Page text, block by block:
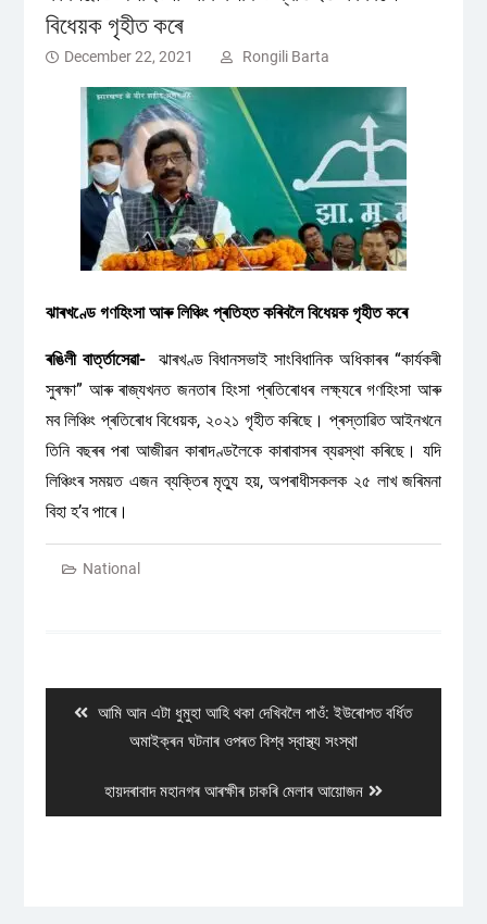
বিধেয়ক গৃহীত কৰে
December 22, 2021 Rongili Barta
ঝাৰখণ্ডে গণহিংসা আৰু লিঞ্চিং প্ৰতিহত কৰিবলৈ বিধেয়ক গৃহীত কৰে
ৰঙিলী বাৰ্ত্তাসেৱা-
ঝাৰখণ্ড বিধানসভাই সাংবিধানিক অধিকাৰৰ “কাৰ্যকৰী
সুৰক্ষা” আৰু ৰাজ্যখনত জনতাৰ হিংসা প্ৰতিৰোধৰ লক্ষ্যৰে গণহিংসা আৰু
মব লিঞ্চিং প্ৰতিৰোধ বিধেয়ক, ২০২১ গৃহীত কৰিছে। প্ৰস্তাৱিত আইনখনে
তিনি বছৰৰ পৰা আজীৱন কাৰাদণ্ডলৈকে কাৰাবাসৰ ব্যৱস্থা কৰিছে। যদি
লিঞ্চিংৰ সময়ত এজন ব্যক্তিৰ মৃত্যু হয়, অপৰাধীসকলক ২৫ লাখ জৰিমনা
বিহা হ’ব পাৰে।
National
Previous
post:
আমি আন এটা ধুমুহা আহি থকা দেখিবলৈ পাওঁ: ইউৰোপত বৰ্ধিত
অমাইক্ৰন ঘটনাৰ ওপৰত বিশ্ব স্বাস্থ্য সংস্থা
Next
post:
হায়দৰাবাদ মহানগৰ আৰক্ষীৰ চাকৰি মেলাৰ আয়োজন